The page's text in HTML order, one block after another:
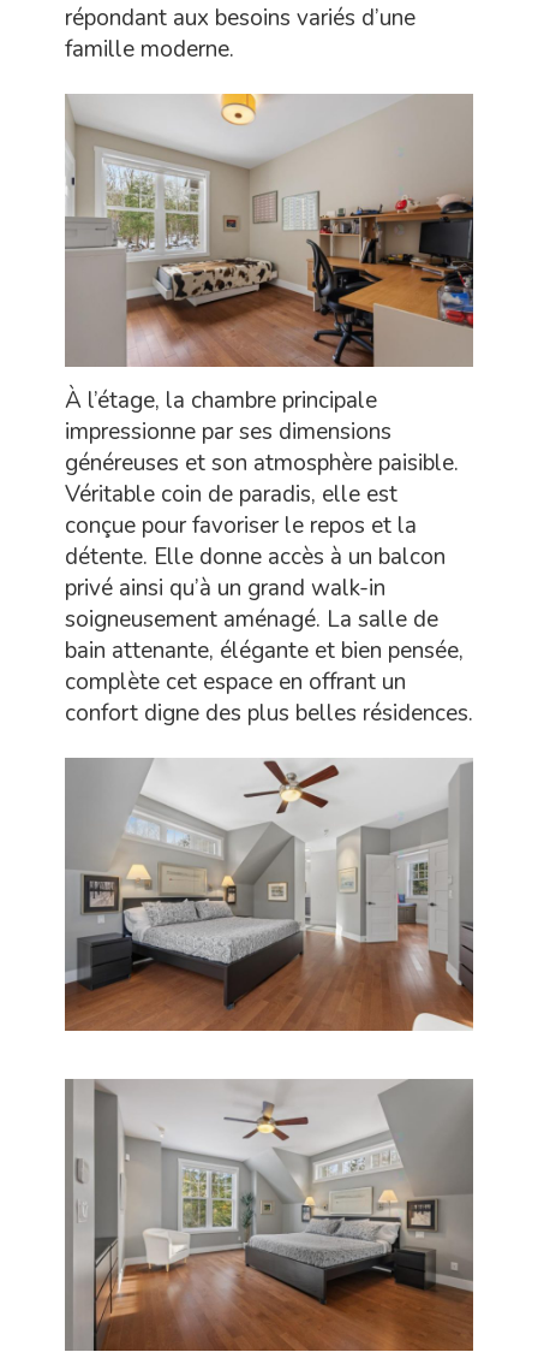
répondant aux besoins variés d’une
famille moderne.
À l’étage, la chambre principale
impressionne par ses dimensions
généreuses et son atmosphère paisible.
Véritable coin de paradis, elle est
conçue pour favoriser le repos et la
détente. Elle donne accès à un balcon
privé ainsi qu’à un grand walk-in
soigneusement aménagé. La salle de
bain attenante, élégante et bien pensée,
complète cet espace en offrant un
confort digne des plus belles résidences.